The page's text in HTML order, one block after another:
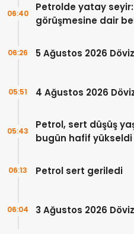
Petrolde yatay
görüşmesine dair
06:40
5 Ağustos 2026
06:26
4 Ağustos 2026
05:51
Petrol, sert düşüş
bugün hafif yükseldi
05:43
Petrol sert geriledi
06:13
3 Ağustos 2026
06:04